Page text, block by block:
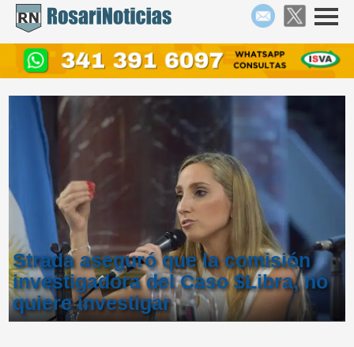
Strada aseguró que la comisión
investigadora del Caso $Libra, no
quiere investigar